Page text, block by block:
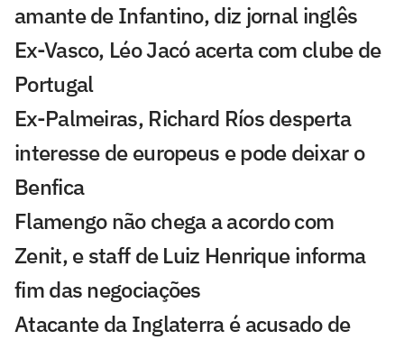
amante de Infantino, diz jornal inglês
Ex-Vasco, Léo Jacó acerta com clube de
Portugal
Ex-Palmeiras, Richard Ríos desperta
interesse de europeus e pode deixar o
Benfica
Flamengo não chega a acordo com
Zenit, e staff de Luiz Henrique informa
fim das negociações
Atacante da Inglaterra é acusado de